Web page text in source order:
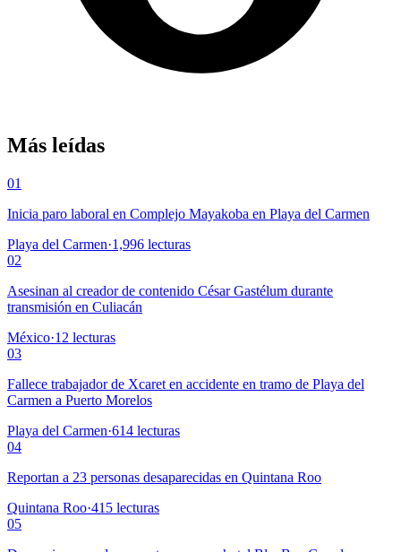
Más leídas
01
Inicia paro laboral en Complejo Mayakoba en Playa del Carmen
Playa del Carmen·1,996 lecturas
02
Asesinan al creador de contenido César Gastélum durante
transmisión en Culiacán
México·12 lecturas
03
Fallece trabajador de Xcaret en accidente en tramo de Playa del
Carmen a Puerto Morelos
Playa del Carmen·614 lecturas
04
Reportan a 23 personas desaparecidas en Quintana Roo
Quintana Roo·415 lecturas
05